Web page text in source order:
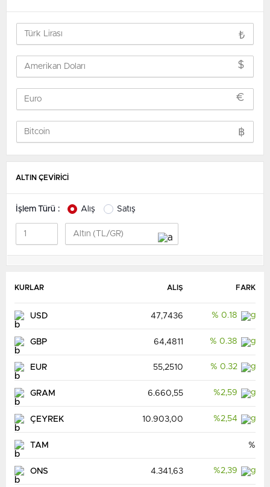
₺
$
€
฿
ALTIN ÇEVİRİCİ
İşlem Türü : Alış Satış
KURLAR ALIŞ FARK
USD 47,7436 % 0.18
GBP 64,4811 % 0.38
EUR 55,2510 % 0.32
GRAM 6.660,55 %2,59
ÇEYREK 10.903,00 %2,54
TAM %
ONS 4.341,63 %2,39